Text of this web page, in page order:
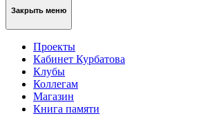
Закрыть меню
Проекты
Кабинет Курбатова
Клубы
Коллегам
Магазин
Книга памяти